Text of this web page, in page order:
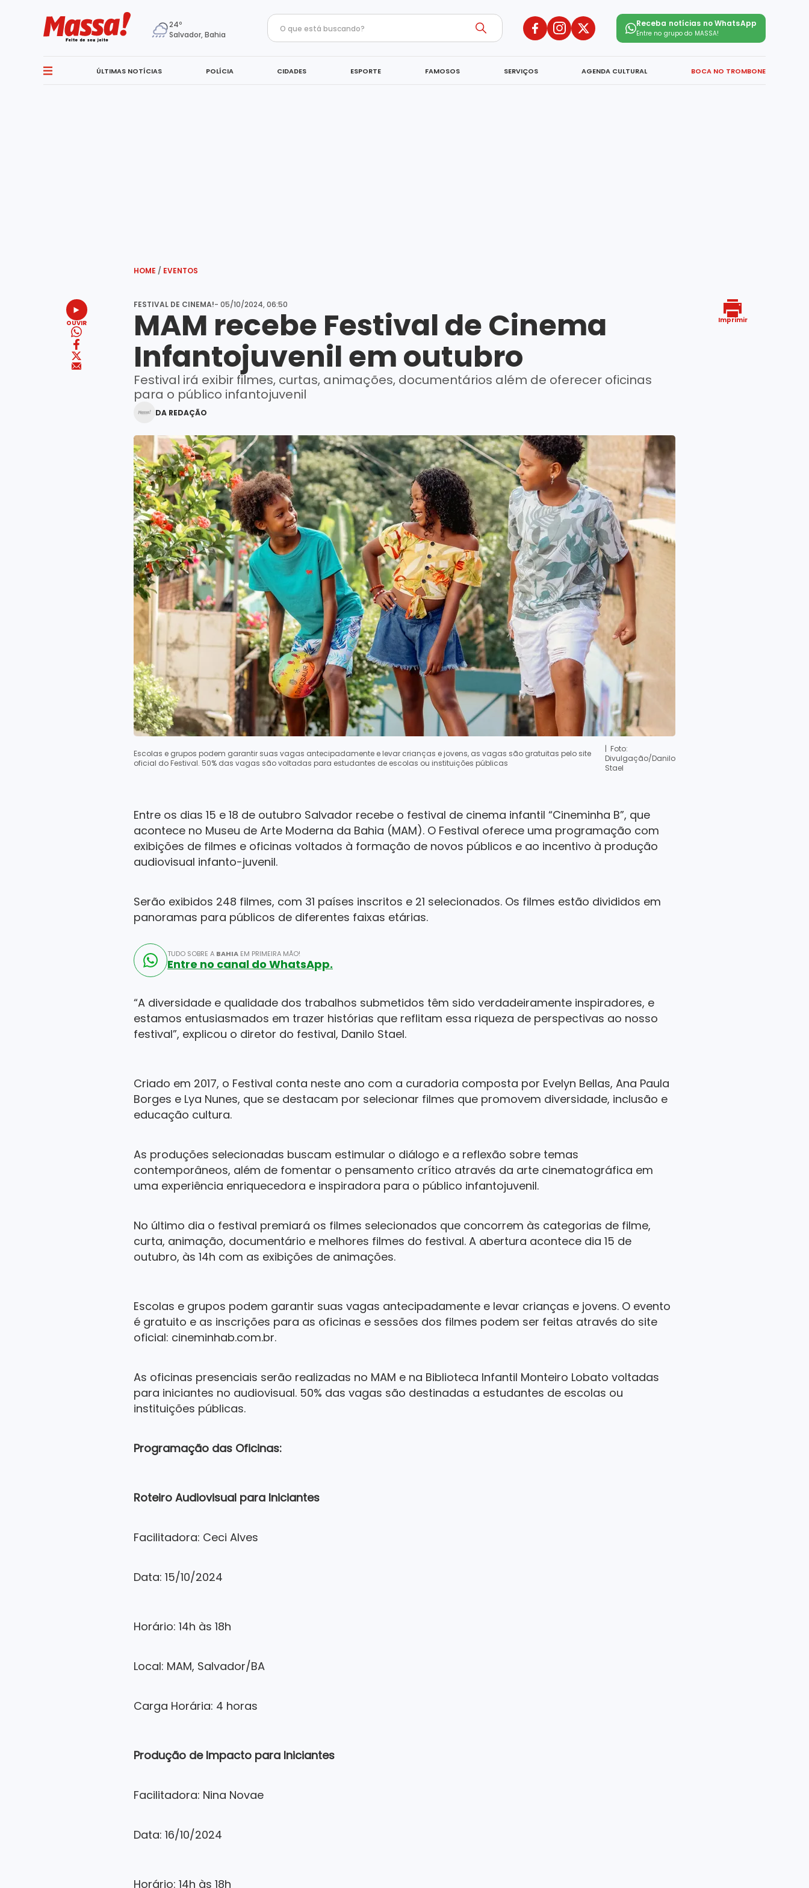
24º
Salvador, Bahia
Receba notícias no WhatsApp
Entre no grupo do MASSA!
ÚLTIMAS NOTÍCIAS POLÍCIA CIDADES ESPORTE FAMOSOS SERVIÇOS AGENDA CULTURAL BOCA NO TROMBONE
HOME / EVENTOS
OUVIR
FESTIVAL DE CINEMA!- 05/10/2024, 06:50
MAM recebe Festival de Cinema
Infantojuvenil em outubro
Festival irá exibir filmes, curtas, animações, documentários além de oferecer oficinas
para o público infantojuvenil
DA REDAÇÃO
Escolas e grupos podem garantir suas vagas antecipadamente e levar crianças e jovens, as vagas são gratuitas pelo site
oficial do Festival. 50% das vagas são voltadas para estudantes de escolas ou instituições públicas
| Foto:
Divulgação/Danilo
Stael
Entre os dias 15 e 18 de outubro Salvador recebe o festival de cinema infantil “Cineminha B”, que
acontece no Museu de Arte Moderna da Bahia (MAM). O Festival oferece uma programação com
exibições de filmes e oficinas voltados à formação de novos públicos e ao incentivo à produção
audiovisual infanto-juvenil.
Serão exibidos 248 filmes, com 31 países inscritos e 21 selecionados. Os filmes estão divididos em
panoramas para públicos de diferentes faixas etárias.
TUDO SOBRE A BAHIA EM PRIMEIRA MÃO!
Entre no canal do WhatsApp.
“A diversidade e qualidade dos trabalhos submetidos têm sido verdadeiramente inspiradores, e
estamos entusiasmados em trazer histórias que reflitam essa riqueza de perspectivas ao nosso
festival”, explicou o diretor do festival, Danilo Stael.
Criado em 2017, o Festival conta neste ano com a curadoria composta por Evelyn Bellas, Ana Paula
Borges e Lya Nunes, que se destacam por selecionar filmes que promovem diversidade, inclusão e
educação cultura.
As produções selecionadas buscam estimular o diálogo e a reflexão sobre temas
contemporâneos, além de fomentar o pensamento crítico através da arte cinematográfica em
uma experiência enriquecedora e inspiradora para o público infantojuvenil.
No último dia o festival premiará os filmes selecionados que concorrem às categorias de filme,
curta, animação, documentário e melhores filmes do festival. A abertura acontece dia 15 de
outubro, às 14h com as exibições de animações.
Escolas e grupos podem garantir suas vagas antecipadamente e levar crianças e jovens. O evento
é gratuito e as inscrições para as oficinas e sessões dos filmes podem ser feitas através do site
oficial: cineminhab.com.br.
As oficinas presenciais serão realizadas no MAM e na Biblioteca Infantil Monteiro Lobato voltadas
para iniciantes no audiovisual. 50% das vagas são destinadas a estudantes de escolas ou
instituições públicas.
Programação das Oficinas:
Roteiro Audiovisual para Iniciantes
Facilitadora: Ceci Alves
Data: 15/10/2024
Horário: 14h às 18h
Local: MAM, Salvador/BA
Carga Horária: 4 horas
Produção de Impacto para Iniciantes
Facilitadora: Nina Novae
Data: 16/10/2024
Horário: 14h às 18h
Imprimir